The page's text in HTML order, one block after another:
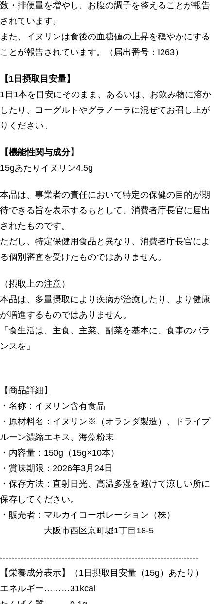
数・排便量を増やし、お腹の調子を整えることが報告
されています。
また、イヌリンは食後の血糖値の上昇を穏やかにする
ことが報告されています。（届出番号：I263）
【1日摂取目安量】
1日1本を目安にそのまま、あるいは、お飲み物に溶か
したり、ヨーグルトやグラノーラに混ぜてお召し上が
りください。
【機能性関与成分】
15gあたりイヌリン4.5g
本品は、事業者の責任において特定の保健の目的が期
待できる旨を表示するもとして、消費者庁長官に届出
されたものです。
ただし、特定保健用食品と異なり、消費者庁長官によ
る個別審査を受けたものではありません。
（摂取上の注意）
本品は、多量摂取により疾病が治癒したり、より健康
が増進するものではありません。
「食生活は、主食、主菜、副菜を基本に、食事のバラ
ンスを」
【商品詳細】
・名称：イヌリン含有食品
・原材料名：イヌリン※（オランダ製造）、ドライプ
ルーン濃縮エキス、海藻粉末
・内容量：150g（15g×10本）
・賞味期限：2026年3月24日
・保存方法：直射日光、高温多湿を避けて涼しい所に
保存してください。
・販売者：マルカイコーポレーション（株）
大阪市西区京町堀1丁目18-5
--------------------------------------------------------------------
【栄養成分表示】（1日摂取目安量（15g）あたり）
エネルギー………31kcal